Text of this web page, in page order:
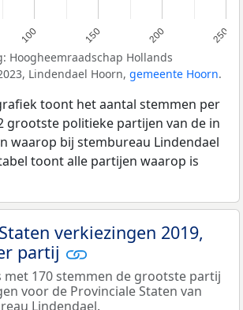
100 150 200 250
Hoogheemraadschap Hollands
Lindendael Hoorn, gemeente Hoorn.
toont het aantal stemmen per
grootste politieke partijen van de in
waarop bij stembureau Lindendael
toont alle partijen waarop is
verkiezingen 2019,
partij
met 170 stemmen de grootste partij
voor de Provinciale Staten van
Lindendael.